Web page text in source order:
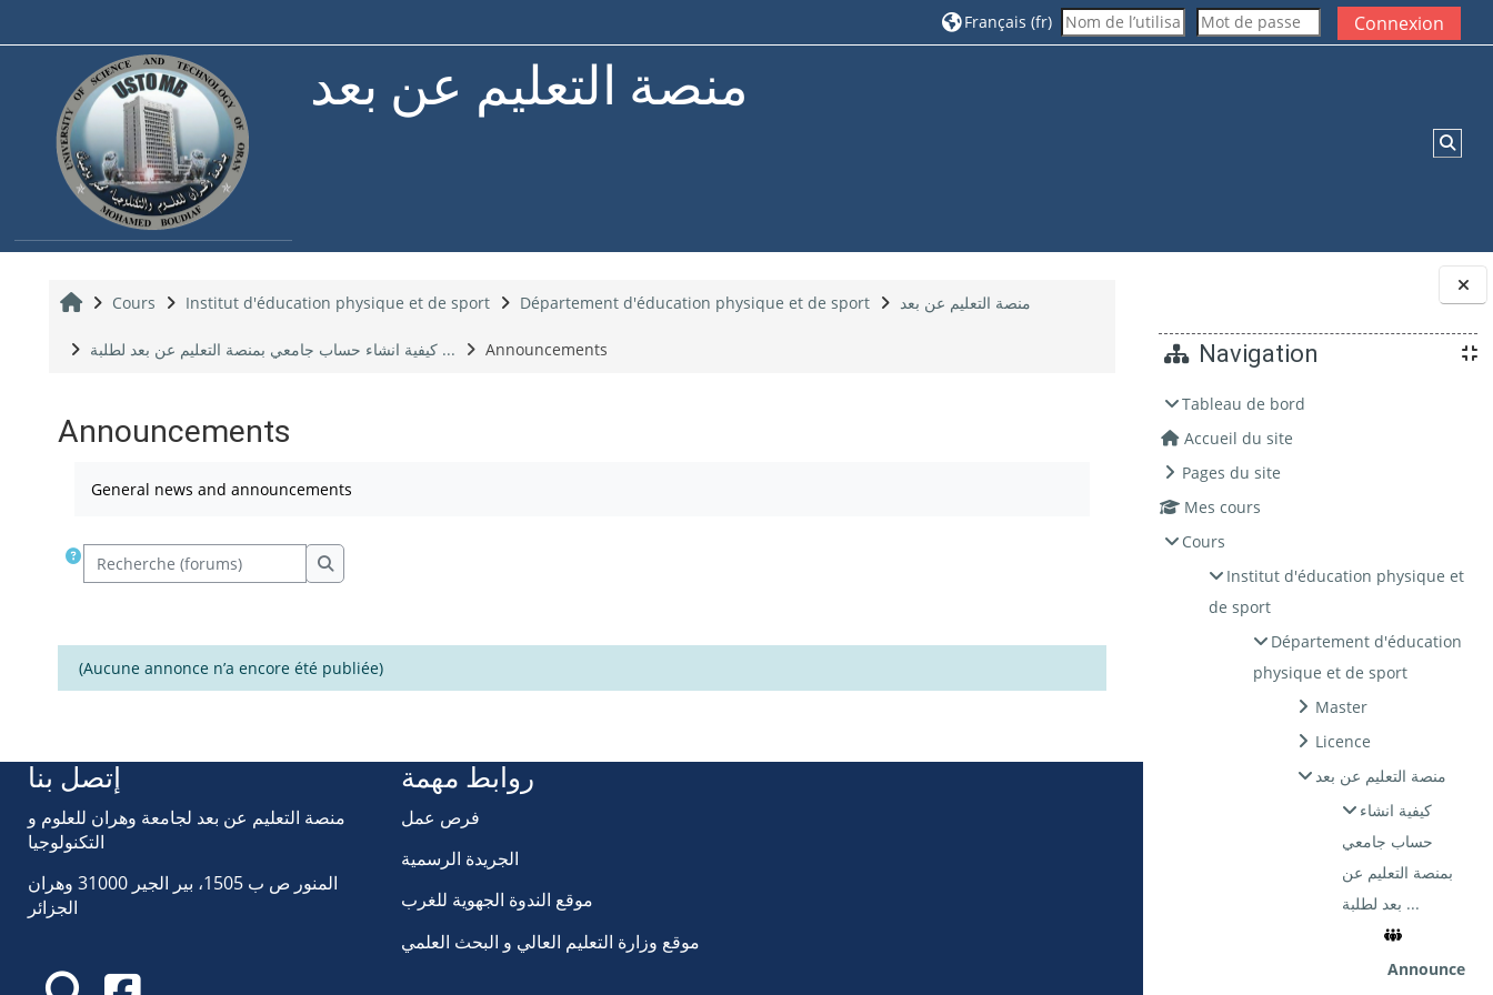
BlocsNavigation
Tableau de bord
Accueil du site
Pages du site
Mes cours
Cours
Institut d'éducation physique et
de sport
Département d'éducation
physique et de sport
Master
Licence
منصة التعليم عن بعد
كيفية انشاء
حساب جامعي
بمنصة التعليم عن
بعد لطلبة ...
Announce
Français ‎(fr)‎ Connexion
منصة التعليم عن بعد
Accueil
Cours Institut d'éducation physique et de sport Département d'éducation physique et de sport منصة التعليم عن بعد
كيفية انشاء حساب جامعي بمنصة التعليم عن بعد لطلبة ... Announcements
Announcements
General news and announcements
Recherche (forums)
Recherche (forums)
(Aucune annonce n’a encore été publiée)
إتصل بنا
منصة التعليم عن بعد لجامعة وهران للعلوم و
التكنولوجيا
المنور ص ب 1505، بير الجير 31000 وهران
الجزائر
روابط مهمة
فرص عمل
الجريدة الرسمية
موقع الندوة الجهوية للغرب
موقع وزارة التعليم العالي و البحث العلمي